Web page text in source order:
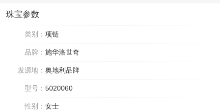
珠宝参数
类别： 项链
品牌： 施华洛世奇
发源地： 奥地利品牌
型号： 5020060
性别： 女士